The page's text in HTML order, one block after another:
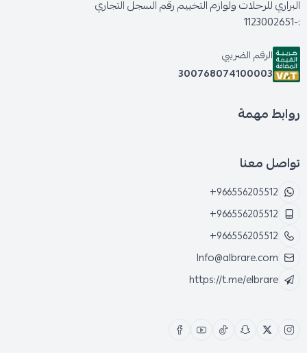
البراري للرحلات ولوازم التخييم رقم السجل التجاري
:-1123002651
الرقم الضريبي
300768074100003
روابط مهمة
تواصل معنا
+966556205512
+966556205512
+966556205512
Info@albrare.com
https://t.me/elbrare